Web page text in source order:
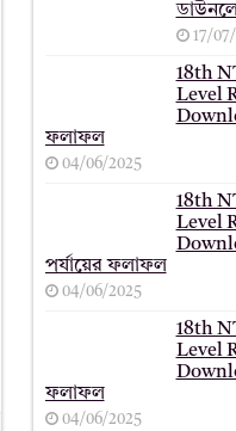
17/
18th
Level
ফলাফল
04/06/2025
18th
Level
পর্যায়ের ফলাফল
04/06/2025
18th
Level
ফলাফল
04/06/2025